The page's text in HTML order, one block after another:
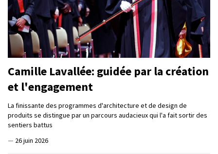
Camille Lavallée: guidée par la création
et l'engagement
La finissante des programmes d'architecture et de design de
produits se distingue par un parcours audacieux qui l'a fait sortir des
sentiers battus
— 26 juin 2026